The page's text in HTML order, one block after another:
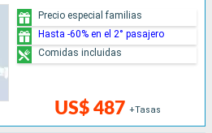
US$ 487 +Tasas
Precio especial familias
Hasta -60% en el 2° pasajero
Comidas incluidas